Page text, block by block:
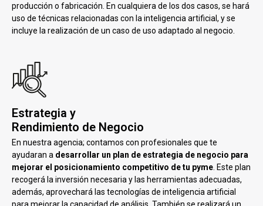
producción o fabricación. En cualquiera de los dos casos, se hará
uso de técnicas relacionadas con la inteligencia artificial, y se
incluye la realización de un caso de uso adaptado al negocio.
Estrategia y
Rendimiento de Negocio
En nuestra agencia; contamos con profesionales que te
ayudaran a desarrollar un plan de estrategia de negocio para
mejorar el posicionamiento competitivo de tu pyme . Este plan
recogerá la inversión necesaria y las herramientas adecuadas,
además, aprovechará las tecnologías de inteligencia artificial